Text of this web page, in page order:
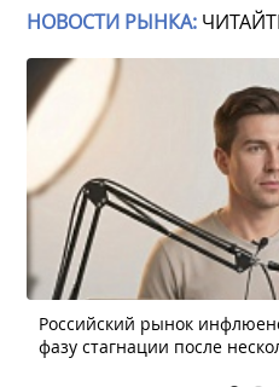
НОВОСТИ РЫНКА:
Российский рынок
фазу стагнации после